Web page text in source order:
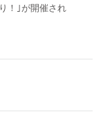
！｣が開催され